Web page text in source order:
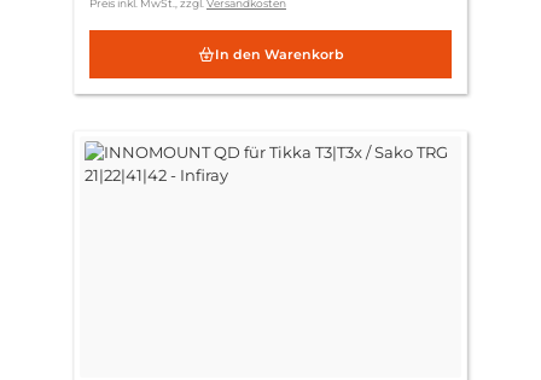
Preis inkl. MwSt., zzgl. Versandkosten
In den Warenkorb